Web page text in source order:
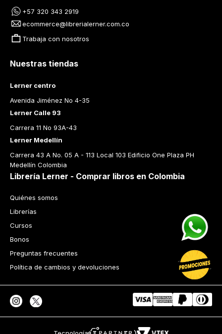
+57 320 343 2919
ecommerce@librerialerner.com.co
Trabaja con nosotros
Nuestras tiendas
Lerner centro
Avenida Jiménez No 4-35
Lerner Calle 93
Carrera 11 No 93A-43
Lerner Medellín
Carrera 43 A No. 05 A - 113 Local 103 Edificio One Plaza PH
Medellín Colombia
Librería Lerner - Comprar libros en Colombia
Quiénes somos
Librerías
Cursos
Bonos
Preguntas frecuentes
Política de cambios y devoluciones